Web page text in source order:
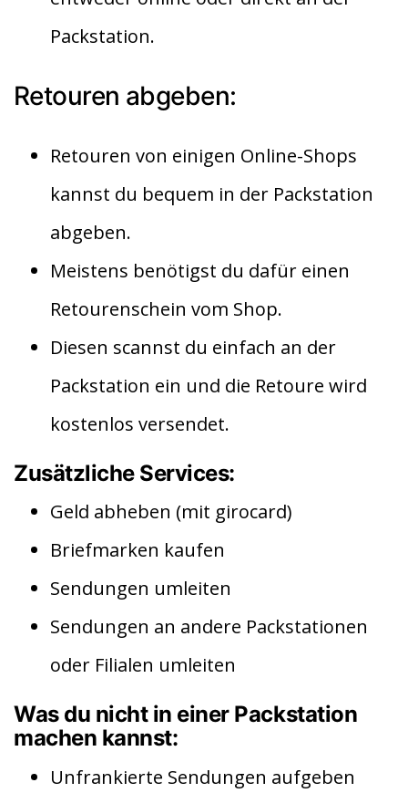
Packstation.
Retouren abgeben:
Retouren von einigen Online-Shops
kannst du bequem in der Packstation
abgeben.
Meistens benötigst du dafür einen
Retourenschein vom Shop.
Diesen scannst du einfach an der
Packstation ein und die Retoure wird
kostenlos versendet.
Zusätzliche Services:
Geld abheben (mit girocard)
Briefmarken kaufen
Sendungen umleiten
Sendungen an andere Packstationen
oder Filialen umleiten
Was du nicht in einer Packstation
machen kannst:
Unfrankierte Sendungen aufgeben